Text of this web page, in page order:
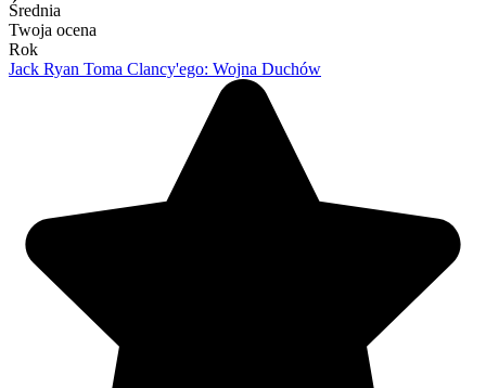
Średnia
Twoja ocena
Rok
Jack Ryan Toma Clancy'ego: Wojna Duchów